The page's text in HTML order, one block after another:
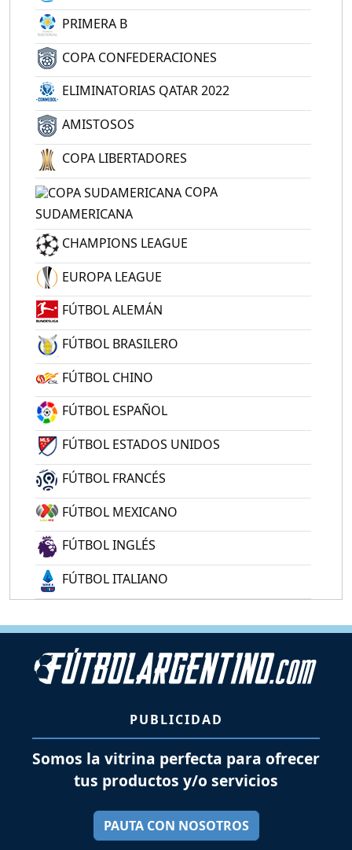
PRIMERA B
COPA CONFEDERACIONES
ELIMINATORIAS QATAR 2022
AMISTOSOS
COPA LIBERTADORES
COPA
SUDAMERICANA
CHAMPIONS LEAGUE
EUROPA LEAGUE
FÚTBOL ALEMÁN
FÚTBOL BRASILERO
FÚTBOL CHINO
FÚTBOL ESPAÑOL
FÚTBOL ESTADOS UNIDOS
FÚTBOL FRANCÉS
FÚTBOL MEXICANO
FÚTBOL INGLÉS
FÚTBOL ITALIANO
PUBLICIDAD
Somos la vitrina perfecta para ofrecer
tus productos y/o servicios
PAUTA CON NOSOTROS